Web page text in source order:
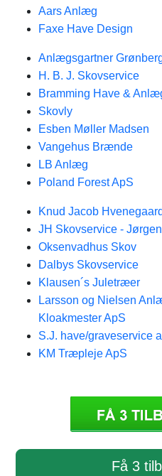
Aars Anlæg
Faxe Have Design
Anlægsgartner
H. B. J. Skovservice
Bramming Have &
Skovly
Esben Møller Madsen
Vangehus Brænde
LB Anlæg
Poland Forest ApS
Knud Jacob
JH Skovservice -
Oksenvadhus Skov
Dalbys Skovservice
Klausen´s Juletræer
Larsson og Nielsen
Kloakmester ApS
S.J. have/graveservice
KM Træpleje ApS
Få 3